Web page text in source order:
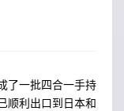
了一批四合一手持
顺利出口到日本和